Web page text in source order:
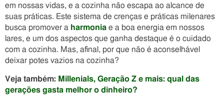
em nossas vidas, e a cozinha não escapa ao alcance de
suas práticas. Este sistema de crenças e práticas milenares
busca promover a harmonia e a boa energia em nossos
lares, e um dos aspectos que ganha destaque é o cuidado
com a cozinha. Mas, afinal, por que não é aconselhável
deixar potes vazios na cozinha?
Veja também: Millenials, Geração Z e mais: qual das
gerações gasta melhor o dinheiro?